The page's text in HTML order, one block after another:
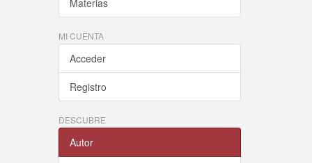
Materias
MI CUENTA
Acceder
Registro
DESCUBRE
Autor